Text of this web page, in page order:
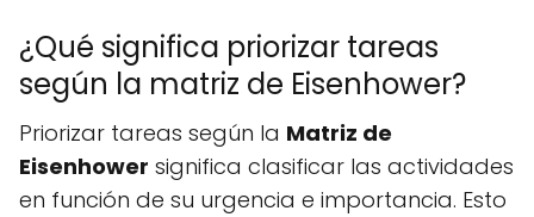
¿Qué significa priorizar tareas
según la matriz de Eisenhower?
Priorizar tareas según la Matriz de
Eisenhower significa clasificar las actividades
en función de su urgencia e importancia. Esto